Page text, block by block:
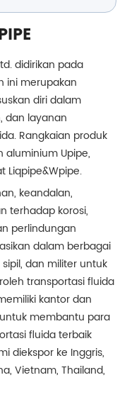
didirikan pada
ini merupakan
diri dalam
dan layanan
Rangkaian produk
Upipe,
Liqpipe&Wpipe.
keandalan,
terhadap korosi,
perlindungan
dalam berbagai
dan militer untuk
transportasi fluida
kantor dan
membantu para
fluida terbaik
diekspor ke Inggris,
Vietnam, Thailand,